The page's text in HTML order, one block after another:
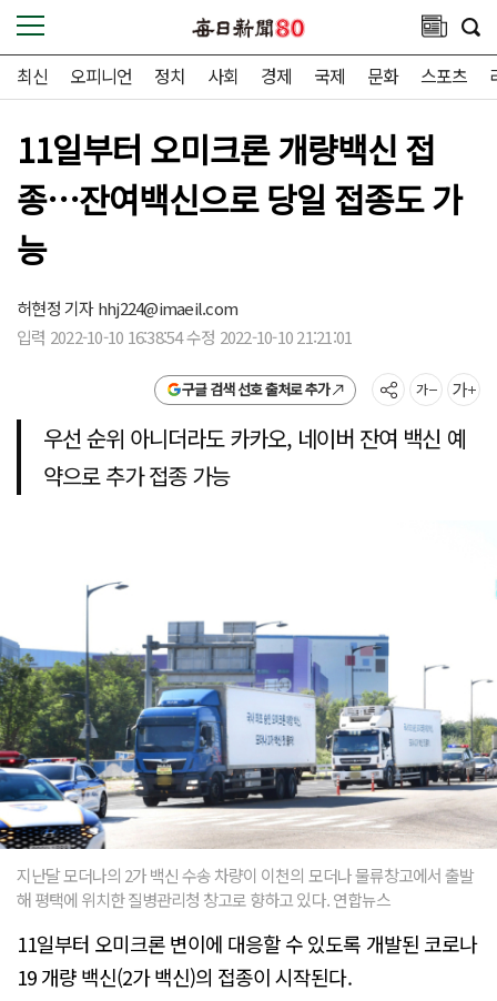
최신 오피니언 정치 사회 경제 국제 문화 스포츠
11일부터 오미크론 개량백신 접
종…잔여백신으로 당일 접종도 가
능
허현정 기자hhj224@imaeil.com
입력 2022-10-10 16:38:54 수정 2022-10-10 21:21:01
구글 검색 선호 출처로 추가
우선 순위 아니더라도 카카오, 네이버 잔여 백신 예
약으로 추가 접종 가능
지난달 모더나의 2가 백신 수송 차량이 이천의 모더나 물류창고에서 출발
해 평택에 위치한 질병관리청 창고로 향하고 있다. 연합뉴스
11일부터 오미크론 변이에 대응할 수 있도록 개발된 코로나
19 개량 백신(2가 백신)의 접종이 시작된다.